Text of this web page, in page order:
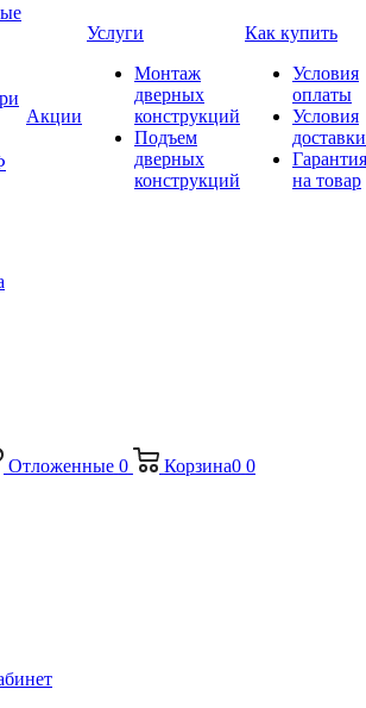
Акции
Услуги
Монтаж
дверных
конструкций
Подъем
дверных
конструкций
Как купить
Условия
оплаты
Условия
доставки
Гарантия
на товар
Отложенные 0 Корзина0 0